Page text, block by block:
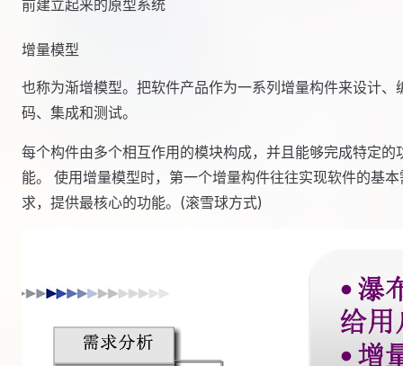
前建立起来的原型系统
增量模型
也称为渐增模型。把软件产品作为一系列增量构件来设计、
码、集成和测试。
每个构件由多个相互作用的模块构成，并且能够完成特定的
能。 使用增量模型时，第一个增量构件往往实现软件的基本
求，提供最核心的功能。(滚雪球方式)